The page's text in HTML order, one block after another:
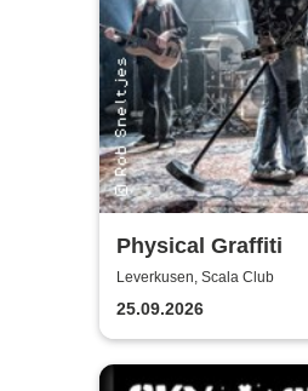
Physical Graffiti
Leverkusen, Scala Club
25.09.2026